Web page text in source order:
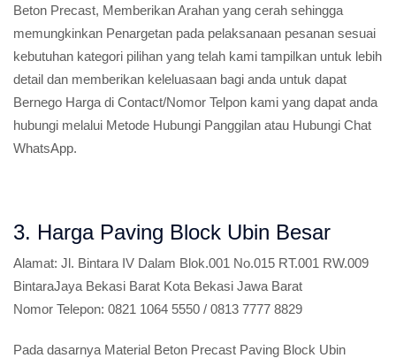
Beton Precast, Memberikan Arahan yang cerah sehingga
memungkinkan Penargetan pada pelaksanaan pesanan sesuai
kebutuhan kategori pilihan yang telah kami tampilkan untuk lebih
detail dan memberikan keleluasaan bagi anda untuk dapat
Bernego Harga di Contact/Nomor Telpon kami yang dapat anda
hubungi melalui Metode Hubungi Panggilan atau Hubungi Chat
WhatsApp.
3. Harga Paving Block Ubin Besar
Alamat: Jl. Bintara IV Dalam Blok.001 No.015 RT.001 RW.009
BintaraJaya Bekasi Barat Kota Bekasi Jawa Barat
Nomor Telepon: 0821 1064 5550 / 0813 7777 8829
Pada dasarnya Material Beton Precast Paving Block Ubin